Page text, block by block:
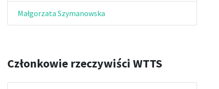
Małgorzata Szymanowska
Członkowie rzeczywiści WTTS